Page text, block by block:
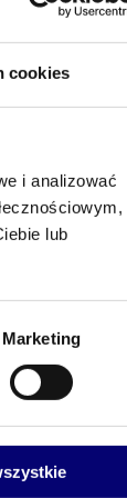
cookies
i analizować
lub
Marketing
Kancelarię